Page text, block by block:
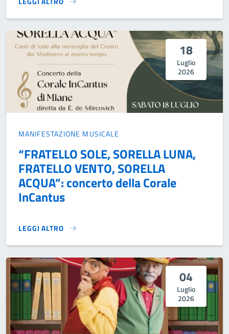
SECONDA TAPPA DEL FESTIVAL “LA MUSICA NEL SACRO” -
18
Luglio
2026
MANIFESTAZIONE MUSICALE
“FRATELLO SOLE, SORELLA LUNA,
FRATELLO VENTO, SORELLA
ACQUA”: concerto della Corale
InCantus
LEGGI ALTRO
“FRATELLO SOLE, SORELLA LUNA, FRATELLO VENTO,
04
Luglio
2026